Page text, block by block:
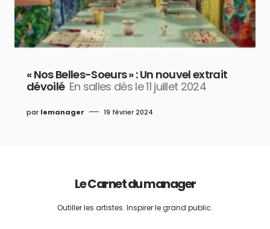
« Nos Belles-Soeurs » : Un nouvel extrait
dévoilé En salles dès le 11 juillet 2024
par lemanager 19 février 2024
Le Carnet du manager
Outiller les artistes. Inspirer le grand public.